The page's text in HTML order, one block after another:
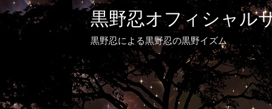
黒野忍オフィシャル
黒野忍による黒野忍の黒野イズム